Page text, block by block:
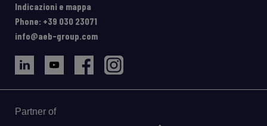
Indicazioni e mappa
Phone: +39 030 23071
info@aeb-group.com
Partner of